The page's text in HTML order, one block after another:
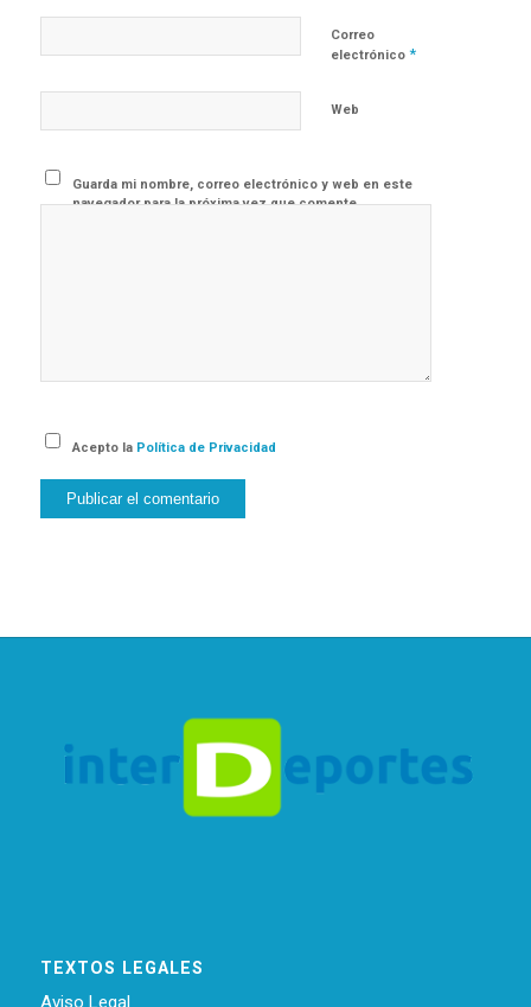
Correo
electrónico *
Web
Guarda mi nombre, correo electrónico y web en este
navegador para la próxima vez que comente.
Acepto la Política de Privacidad
TEXTOS LEGALES
Aviso Legal